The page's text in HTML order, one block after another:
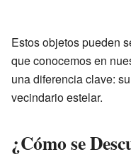
Estos objetos pueden
que conocemos en
una diferencia clave:
vecindario estelar.
¿Cómo se